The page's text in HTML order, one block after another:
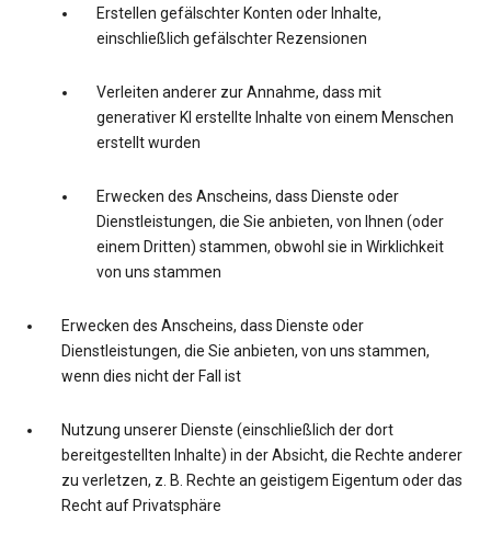
Erstellen gefälschter Konten oder Inhalte,
einschließlich gefälschter Rezensionen
Verleiten anderer zur Annahme, dass mit
generativer KI erstellte Inhalte von einem Menschen
erstellt wurden
Erwecken des Anscheins, dass Dienste oder
Dienstleistungen, die Sie anbieten, von Ihnen (oder
einem Dritten) stammen, obwohl sie in Wirklichkeit
von uns stammen
Erwecken des Anscheins, dass Dienste oder
Dienstleistungen, die Sie anbieten, von uns stammen,
wenn dies nicht der Fall ist
Nutzung unserer Dienste (einschließlich der dort
bereitgestellten Inhalte) in der Absicht, die Rechte anderer
zu verletzen, z. B. Rechte an geistigem Eigentum oder das
Recht auf Privatsphäre